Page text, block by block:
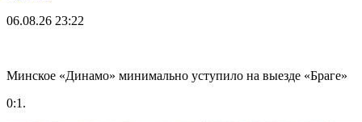
06.08.26 23:22
Минское «Динамо» минимально уступило на выезде «Браге»
0:1.